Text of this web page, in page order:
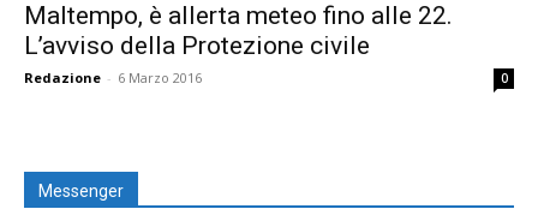
Maltempo, è allerta meteo fino alle 22.
L’avviso della Protezione civile
Redazione - 6 Marzo 2016 0
Messenger